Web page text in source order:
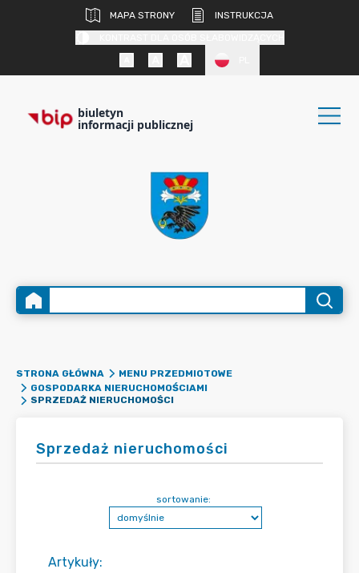
MAPA STRONY
INSTRUKCJA
biuletyn
informacji publicznej
STRONA GŁÓWNA
MENU PRZEDMIOTOWE
GOSPODARKA NIERUCHOMOŚCIAMI
SPRZEDAŻ NIERUCHOMOŚCI
Sprzedaż nieruchomości
Artykuły:
sortowanie: